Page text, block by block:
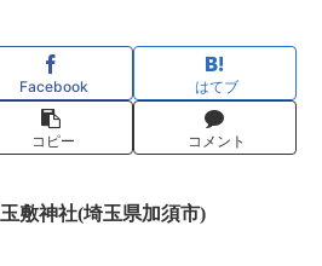
Facebook はてブ
コピー コメント
玉敷神社(埼玉県加須市)